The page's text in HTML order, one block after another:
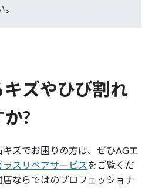
ズやひび割れ
?
ズでお困りの方は、ぜひAGエ
ラスリペアサービスをご覧くだ
ならではのプロフェッショナ